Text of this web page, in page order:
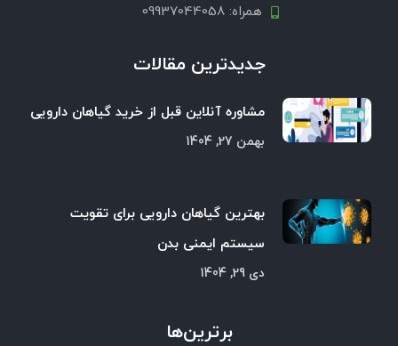
همراه: 09937044058
جدیدترین مقالات
مشاوره آنلاین قبل از خرید گیاهان دارویی
بهمن 27, 1404
بهترین گیاهان دارویی برای تقویت
سیستم ایمنی بدن
دی 29, 1404
برترین‌ها